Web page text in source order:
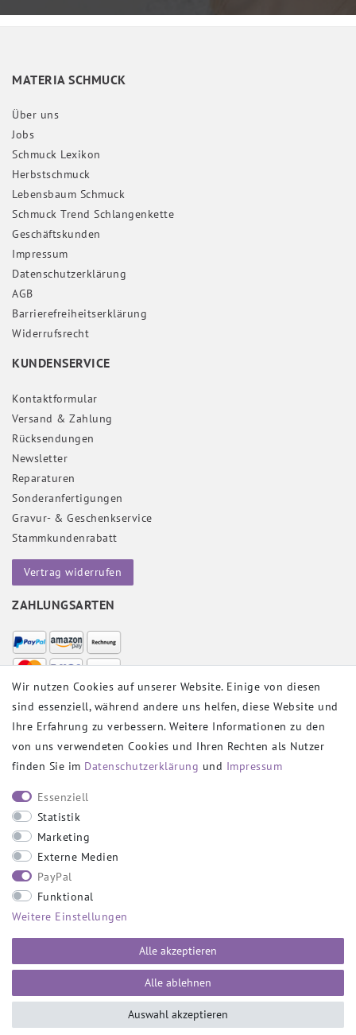
MATERIA SCHMUCK
Über uns
Jobs
Schmuck Lexikon
Herbstschmuck
Lebensbaum Schmuck
Schmuck Trend Schlangenkette
Geschäftskunden
Impressum
Daten­schutz­erklärung
AGB
Barrierefreiheitserklärung
Widerrufs­recht
KUNDENSERVICE
Kontaktformular
Versand & Zahlung
Rücksendungen
Newsletter
Reparaturen
Sonderanfertigungen
Gravur- & Geschenkservice
Stammkundenrabatt
Vertrag widerrufen
ZAHLUNGSARTEN
VERSANDPARTNER
SOCIAL
SICHER EINKAUFEN
Wir nutzen Cookies auf unserer Website. Einige von diesen
sind essenziell, während andere uns helfen, diese Website und
Ihre Erfahrung zu verbessern. Weitere Informationen zu den
von uns verwendeten Cookies und Ihren Rechten als Nutzer
finden Sie im Daten­schutz­erklärung und Impressum
Essenziell
Statistik
Marketing
Externe Medien
PayPal
Funktional
Weitere Einstellungen
Alle akzeptieren
Alle ablehnen
Auswahl akzeptieren